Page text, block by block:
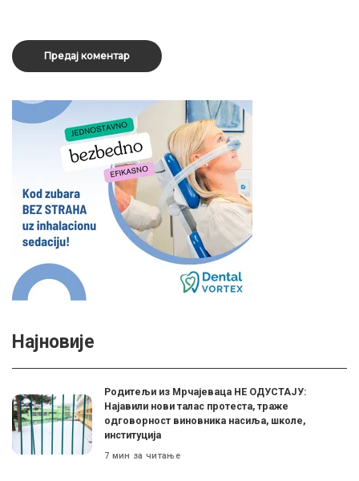
Најновије
Родитељи из Мрчајеваца НЕ ОДУСТАЈУ:
Најавили нови талас протеста, траже
одговорност виновника насиља, школе,
институција
7 мин за читање